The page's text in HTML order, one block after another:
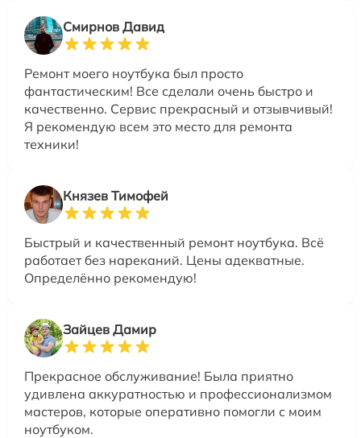
Смирнов Давид
Ремонт моего ноутбука был просто
фантастическим! Все сделали очень быстро и
качественно. Сервис прекрасный и отзывчивый!
Я рекомендую всем это место для ремонта
техники!
Князев Тимофей
Быстрый и качественный ремонт ноутбука. Всё
работает без нареканий. Цены адекватные.
Определённо рекомендую!
Зайцев Дамир
Прекрасное обслуживание! Была приятно
удивлена аккуратностью и профессионализмом
мастеров, которые оперативно помогли с моим
ноутбуком.